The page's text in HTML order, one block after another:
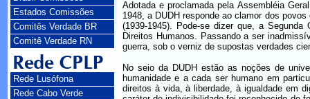
Estados Comissões
Comitês Verdade BR
Comitê Verdade RN
Rede Lusófona
Rede Cabo Verde
Adotada e proclamada pela Assembléia
1948, a DUDH responde ao clamor dos
(1939-1945). Pode-se dizer que, a
Direitos Humanos. Passando a ser
guerra, sob o verniz de supostas verdades
No seio da DUDH estão as noções de
humanidade e a cada ser humano em
direitos à vida, à liberdade, à igualdade em